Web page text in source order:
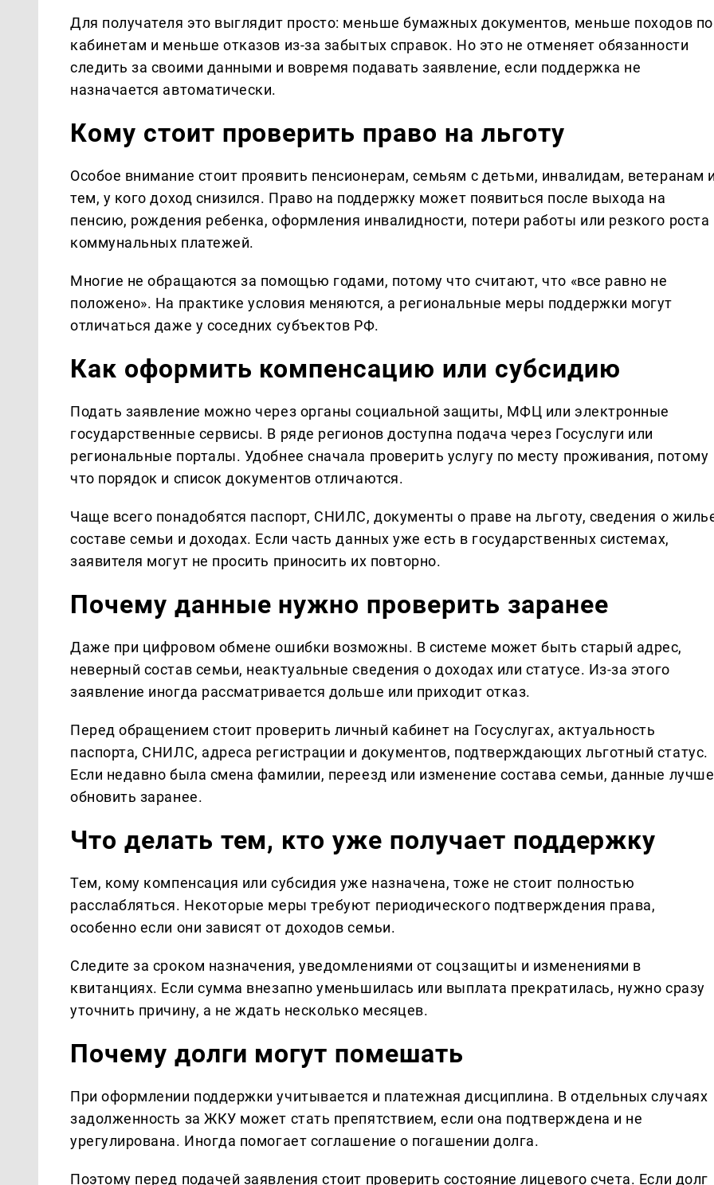
Для получателя это выглядит просто: меньше бумажных документов, меньше походов по
кабинетам и меньше отказов из-за забытых справок. Но это не отменяет обязанности
следить за своими данными и вовремя подавать заявление, если поддержка не
назначается автоматически.
Кому стоит проверить право на льготу
Особое внимание стоит проявить пенсионерам, семьям с детьми, инвалидам, ветеранам
тем, у кого доход снизился. Право на поддержку может появиться после выхода на
пенсию, рождения ребенка, оформления инвалидности, потери работы или резкого роста
коммунальных платежей.
Многие не обращаются за помощью годами, потому что считают, что «все равно не
положено». На практике условия меняются, а региональные меры поддержки могут
отличаться даже у соседних субъектов РФ.
Как оформить компенсацию или субсидию
Подать заявление можно через органы социальной защиты, МФЦ или электронные
государственные сервисы. В ряде регионов доступна подача через Госуслуги или
региональные порталы. Удобнее сначала проверить услугу по месту проживания, потому
что порядок и список документов отличаются.
Чаще всего понадобятся паспорт, СНИЛС, документы о праве на льготу, сведения о
составе семьи и доходах. Если часть данных уже есть в государственных системах,
заявителя могут не просить приносить их повторно.
Почему данные нужно проверить заранее
Даже при цифровом обмене ошибки возможны. В системе может быть старый адрес,
неверный состав семьи, неактуальные сведения о доходах или статусе. Из-за этого
заявление иногда рассматривается дольше или приходит отказ.
Перед обращением стоит проверить личный кабинет на Госуслугах, актуальность
паспорта, СНИЛС, адреса регистрации и документов, подтверждающих льготный статус.
Если недавно была смена фамилии, переезд или изменение состава семьи, данные лучше
обновить заранее.
Что делать тем, кто уже получает поддержку
Тем, кому компенсация или субсидия уже назначена, тоже не стоит полностью
расслабляться. Некоторые меры требуют периодического подтверждения права,
особенно если они зависят от доходов семьи.
Следите за сроком назначения, уведомлениями от соцзащиты и изменениями в
квитанциях. Если сумма внезапно уменьшилась или выплата прекратилась, нужно сразу
уточнить причину, а не ждать несколько месяцев.
Почему долги могут помешать
При оформлении поддержки учитывается и платежная дисциплина. В отдельных случаях
задолженность за ЖКУ может стать препятствием, если она подтверждена и не
урегулирована. Иногда помогает соглашение о погашении долга.
Поэтому перед подачей заявления стоит проверить состояние лицевого счета. Если долг